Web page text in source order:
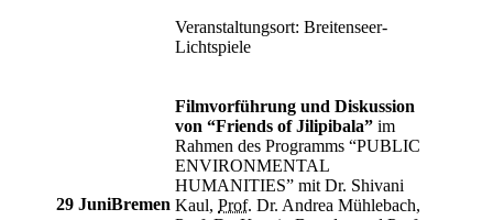
Veranstaltungsort: Breitenseer-
Lichtspiele
29 JuniBremen
Filmvorführung und Diskussion
von “Friends of Jilipibala” im
Rahmen des Programms “PUBLIC
ENVIRONMENTAL
HUMANITIES” mit Dr. Shivani
Kaul, Prof. Dr. Andrea Mühlebach,